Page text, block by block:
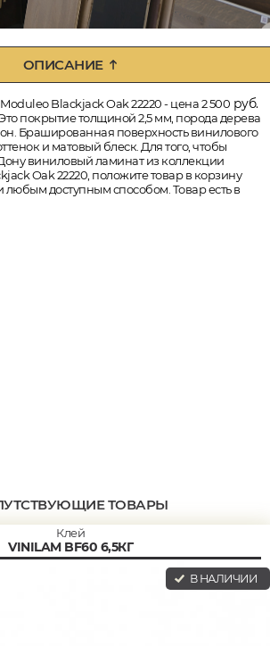
ОПИСАНИЕ
Blackjack Oak 22220 - цена 2 500 руб.
покрытие толщиной 2,5 мм, порода дерева
Брашированная поверхность винилового
и матовый блеск. Для того, чтобы
виниловый ламинат из коллекции
Oak 22220, положите товар в корзину
любым доступным способом. Товар есть в
ТОВАРЫ
Клей
VINILAM BF60 6,5КГ
В НАЛИЧИИ